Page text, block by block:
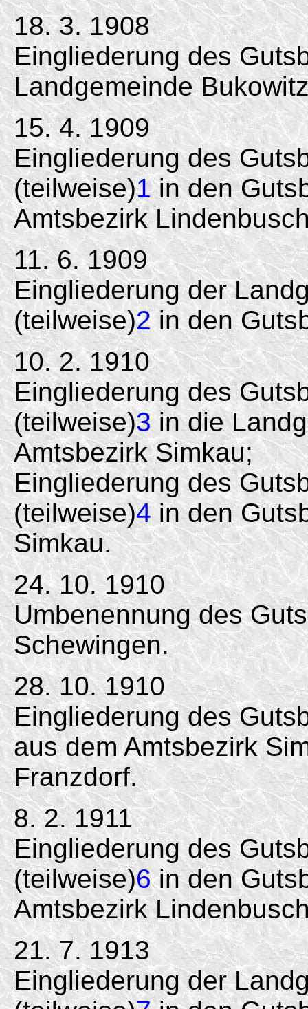
18. 3. 1908
Eingliederung des
Landgemeinde
15. 4. 1909
Eingliederung des
(teilweise)1in den
Amtsbezirk
11. 6. 1909
Eingliederung der
(teilweise)2in den
10. 2. 1910
Eingliederung des
(teilweise)3in die
Amtsbezirk Simkau;
Eingliederung des
(teilweise)4in den
Simkau.
24. 10. 1910
Umbenennung des
Schewingen.
28. 10. 1910
Eingliederung des
aus dem Amtsbezirk
Franzdorf.
8. 2. 1911
Eingliederung des
(teilweise)6in den
Amtsbezirk
21. 7. 1913
Eingliederung der